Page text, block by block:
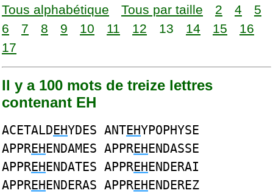
Tous alphabétique Tous par taille 2 4
5
6
7 8 9 10 11 12 13 14 15
16
17
Il y a 100 mots de treize lettres
contenant EH
ACETALDEHYDES ANTEHYPOPHYSE
APPREHENDAMES APPREHENDASSE
APPREHENDATES APPREHENDERAI
APPREHENDERAS APPREHENDEREZ